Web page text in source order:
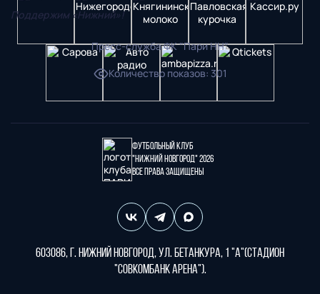
Поддержим «Нижний»!
Пресс-служба ФК "Пари НН"
Количество показов: 301
Футбольный клуб
"Нижний Новгород" 2026
Все права защищены
603086, г. Нижний Новгород, ул. Бетанкура, 1 "А"(стадион
"СОВКОМБАНК АРЕНА").